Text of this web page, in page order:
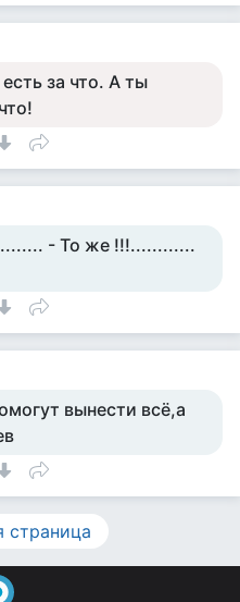
за что. А ты
- То же !!!............
вынести всё,а